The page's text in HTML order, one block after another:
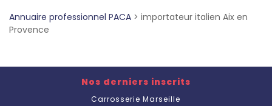
Annuaire professionnel PACA > importateur italien Aix en
Provence
Nos derniers inscrits
Carrosserie Marseille